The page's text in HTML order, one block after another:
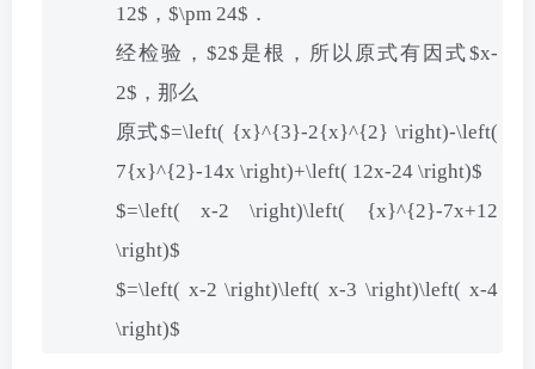
12$，$\pm 24$．
经检验，$2$是根，所以原式有因式$x-
2$，那么
原式$=\left( {x}^{3}-2{x}^{2} \right)-\left(
7{x}^{2}-14x \right)+\left( 12x-24 \right)$
$=\left( x-2 \right)\left( {x}^{2}-7x+12
\right)$
$=\left( x-2 \right)\left( x-3 \right)\left( x-4
\right)$